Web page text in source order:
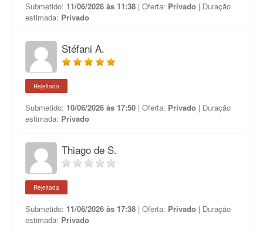
Submetido: 11/06/2026 às 11:38 | Oferta: Privado | Duração
estimada: Privado
Stéfani A.
Rejeitada
Submetido: 10/06/2026 às 17:50 | Oferta: Privado | Duração
estimada: Privado
Thiago de S.
Rejeitada
Submetido: 11/06/2026 às 17:38 | Oferta: Privado | Duração
estimada: Privado